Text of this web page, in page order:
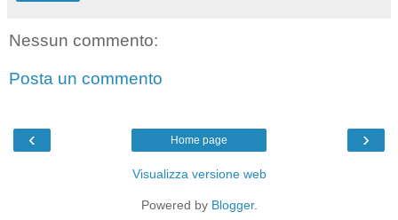
Nessun commento:
Posta un commento
‹ ›
Home page
Visualizza versione web
Powered by Blogger.